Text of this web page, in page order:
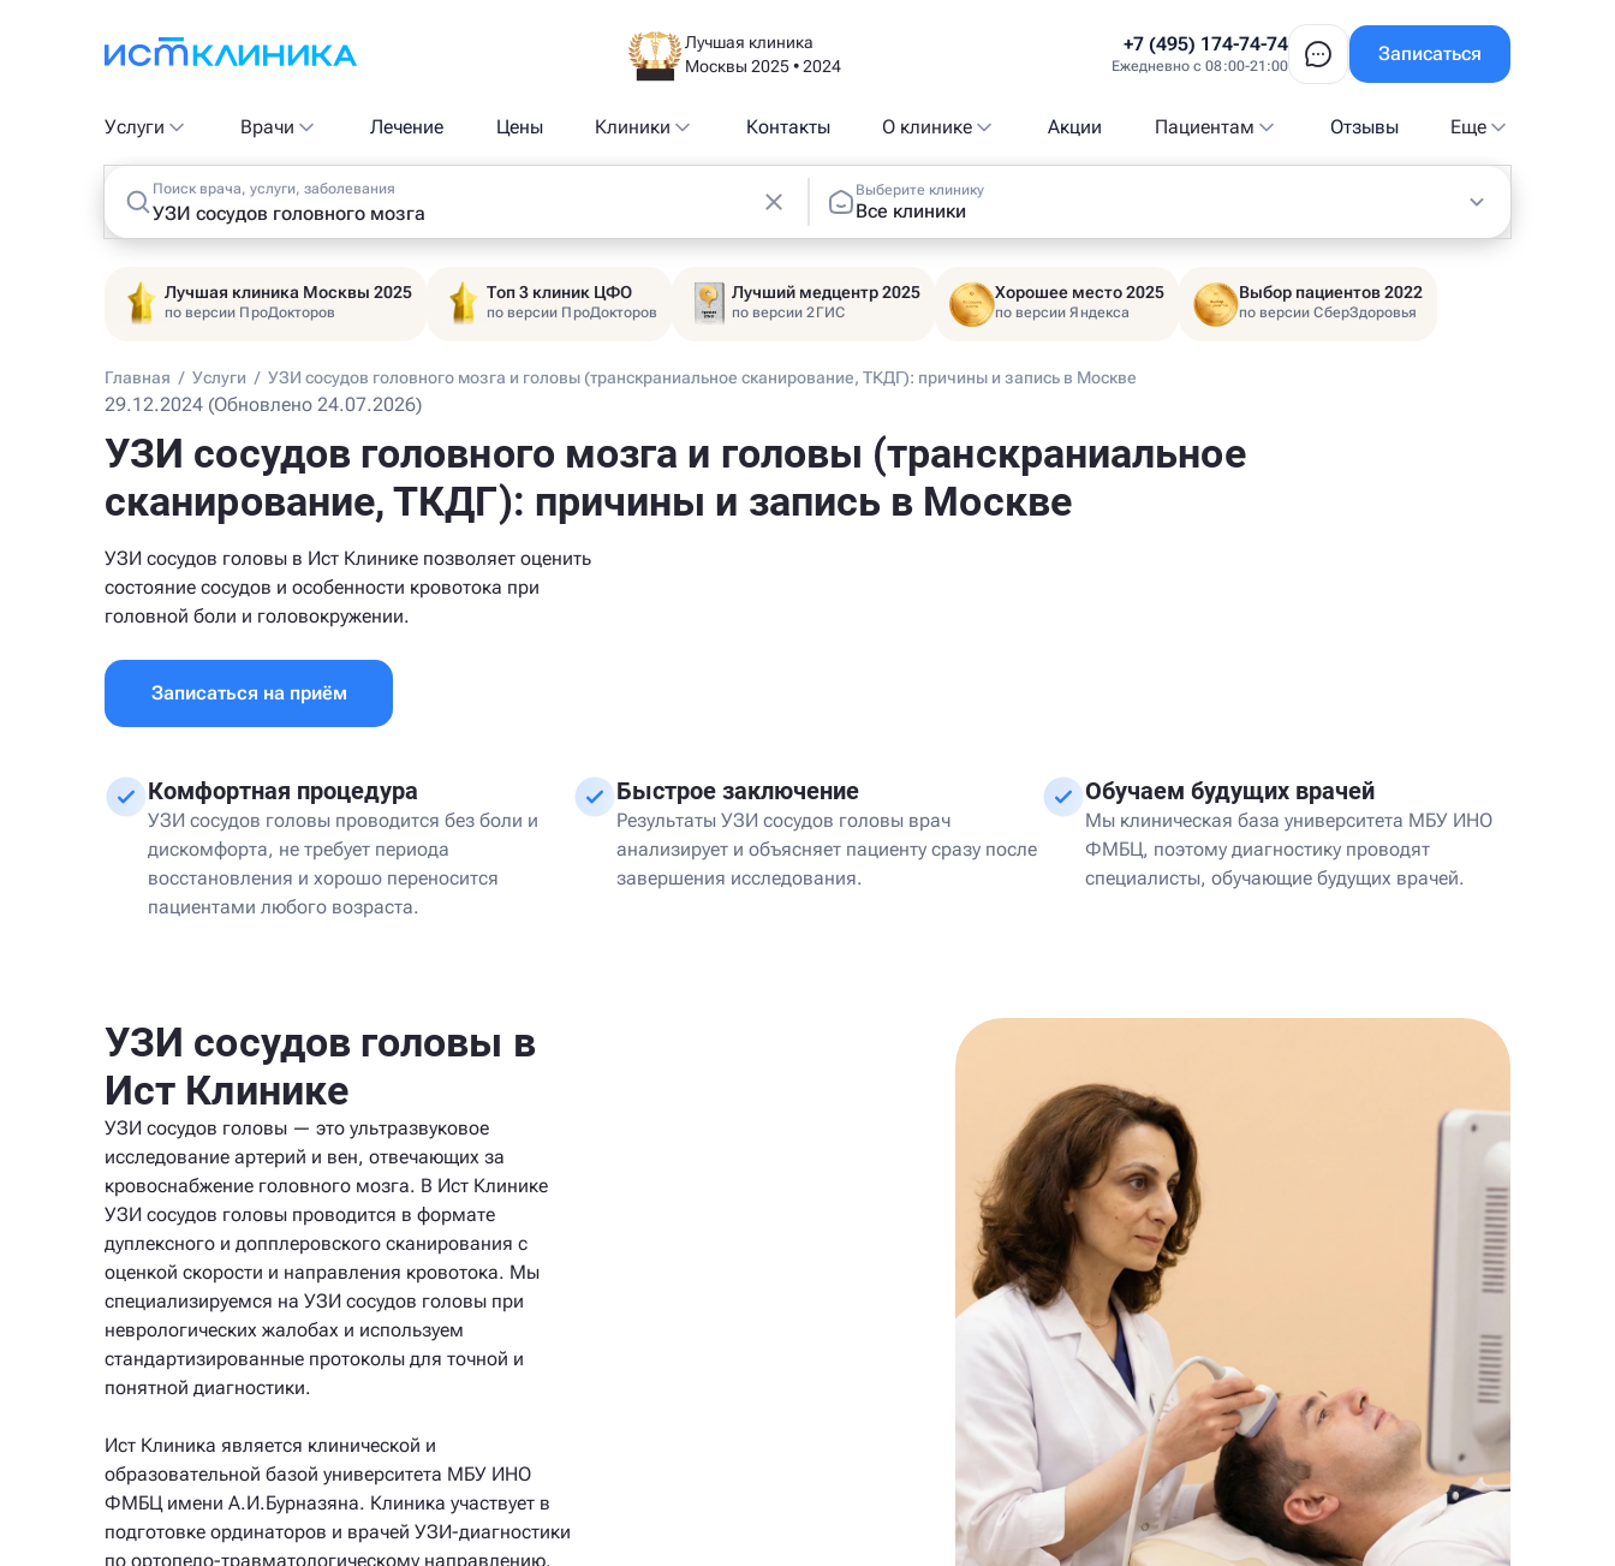
Лучшая клиника
Москвы 2025 • 2024
+7 (495) 174-74-74
Ежедневно с 08:00-21:00
Записаться
Услуги Врачи Лечение Цены Клиники Контакты О клинике Акции Пациентам Отзывы Еще
Поиск врача, услуги, заболевания Выберите клинику
Все клиники
Лучшая клиника Москвы 2025
по версии ПроДокторов
Топ 3 клиник ЦФО
по версии ПроДокторов
Лучший медцентр 2025
по версии 2ГИС
Хорошее место 2025
по версии Яндекса
Выбор пациентов 2022
по версии СберЗдоровья
Главная / Услуги / УЗИ сосудов головного мозга и головы (транскраниальное сканирование, ТКДГ): причины и запись в Москве
29.12.2024 (Обновлено 24.07.2026)
УЗИ сосудов головного мозга и головы (транскраниальное
сканирование, ТКДГ): причины и запись в Москве
УЗИ сосудов головы в Ист Клинике позволяет оценить
состояние сосудов и особенности кровотока при
головной боли и головокружении.
Записаться на приём
Комфортная процедура
УЗИ сосудов головы проводится без боли и
дискомфорта, не требует периода
восстановления и хорошо переносится
пациентами любого возраста.
Быстрое заключение
Результаты УЗИ сосудов головы врач
анализирует и объясняет пациенту сразу после
завершения исследования.
Обучаем будущих врачей
Мы клиническая база университета МБУ ИНО
ФМБЦ, поэтому диагностику проводят
специалисты, обучающие будущих врачей.
УЗИ сосудов головы в
Ист Клинике
УЗИ сосудов головы — это ультразвуковое
исследование артерий и вен, отвечающих за
кровоснабжение головного мозга. В Ист Клинике
УЗИ сосудов головы проводится в формате
дуплексного и допплеровского сканирования с
оценкой скорости и направления кровотока. Мы
специализируемся на УЗИ сосудов головы при
неврологических жалобах и используем
стандартизированные протоколы для точной и
понятной диагностики.
Ист Клиника является клинической и
образовательной базой университета МБУ ИНО
ФМБЦ имени А.И.Бурназяна. Клиника участвует в
подготовке ординаторов и врачей УЗИ-диагностики
по ортопедо-травматологическому направлению.